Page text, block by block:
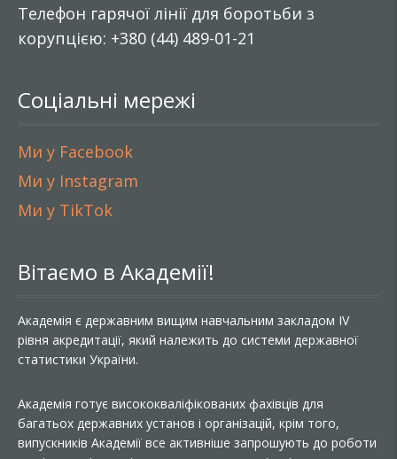
Телефон гарячої лінії для боротьби з
корупцією: +380 (44) 489-01-21
Соціальні мережі
Ми у Facebook
Ми у Instagram
Ми у TikTok
Вітаємо в Академії!
Академія є державним вищим навчальним закладом IV
рівня акредитації, який належить до системи державної
статистики України.
Академія готує висококваліфікованих фахівців для
багатьох державних установ і організацій, крім того,
випускників Академії все активніше запрошують до роботи